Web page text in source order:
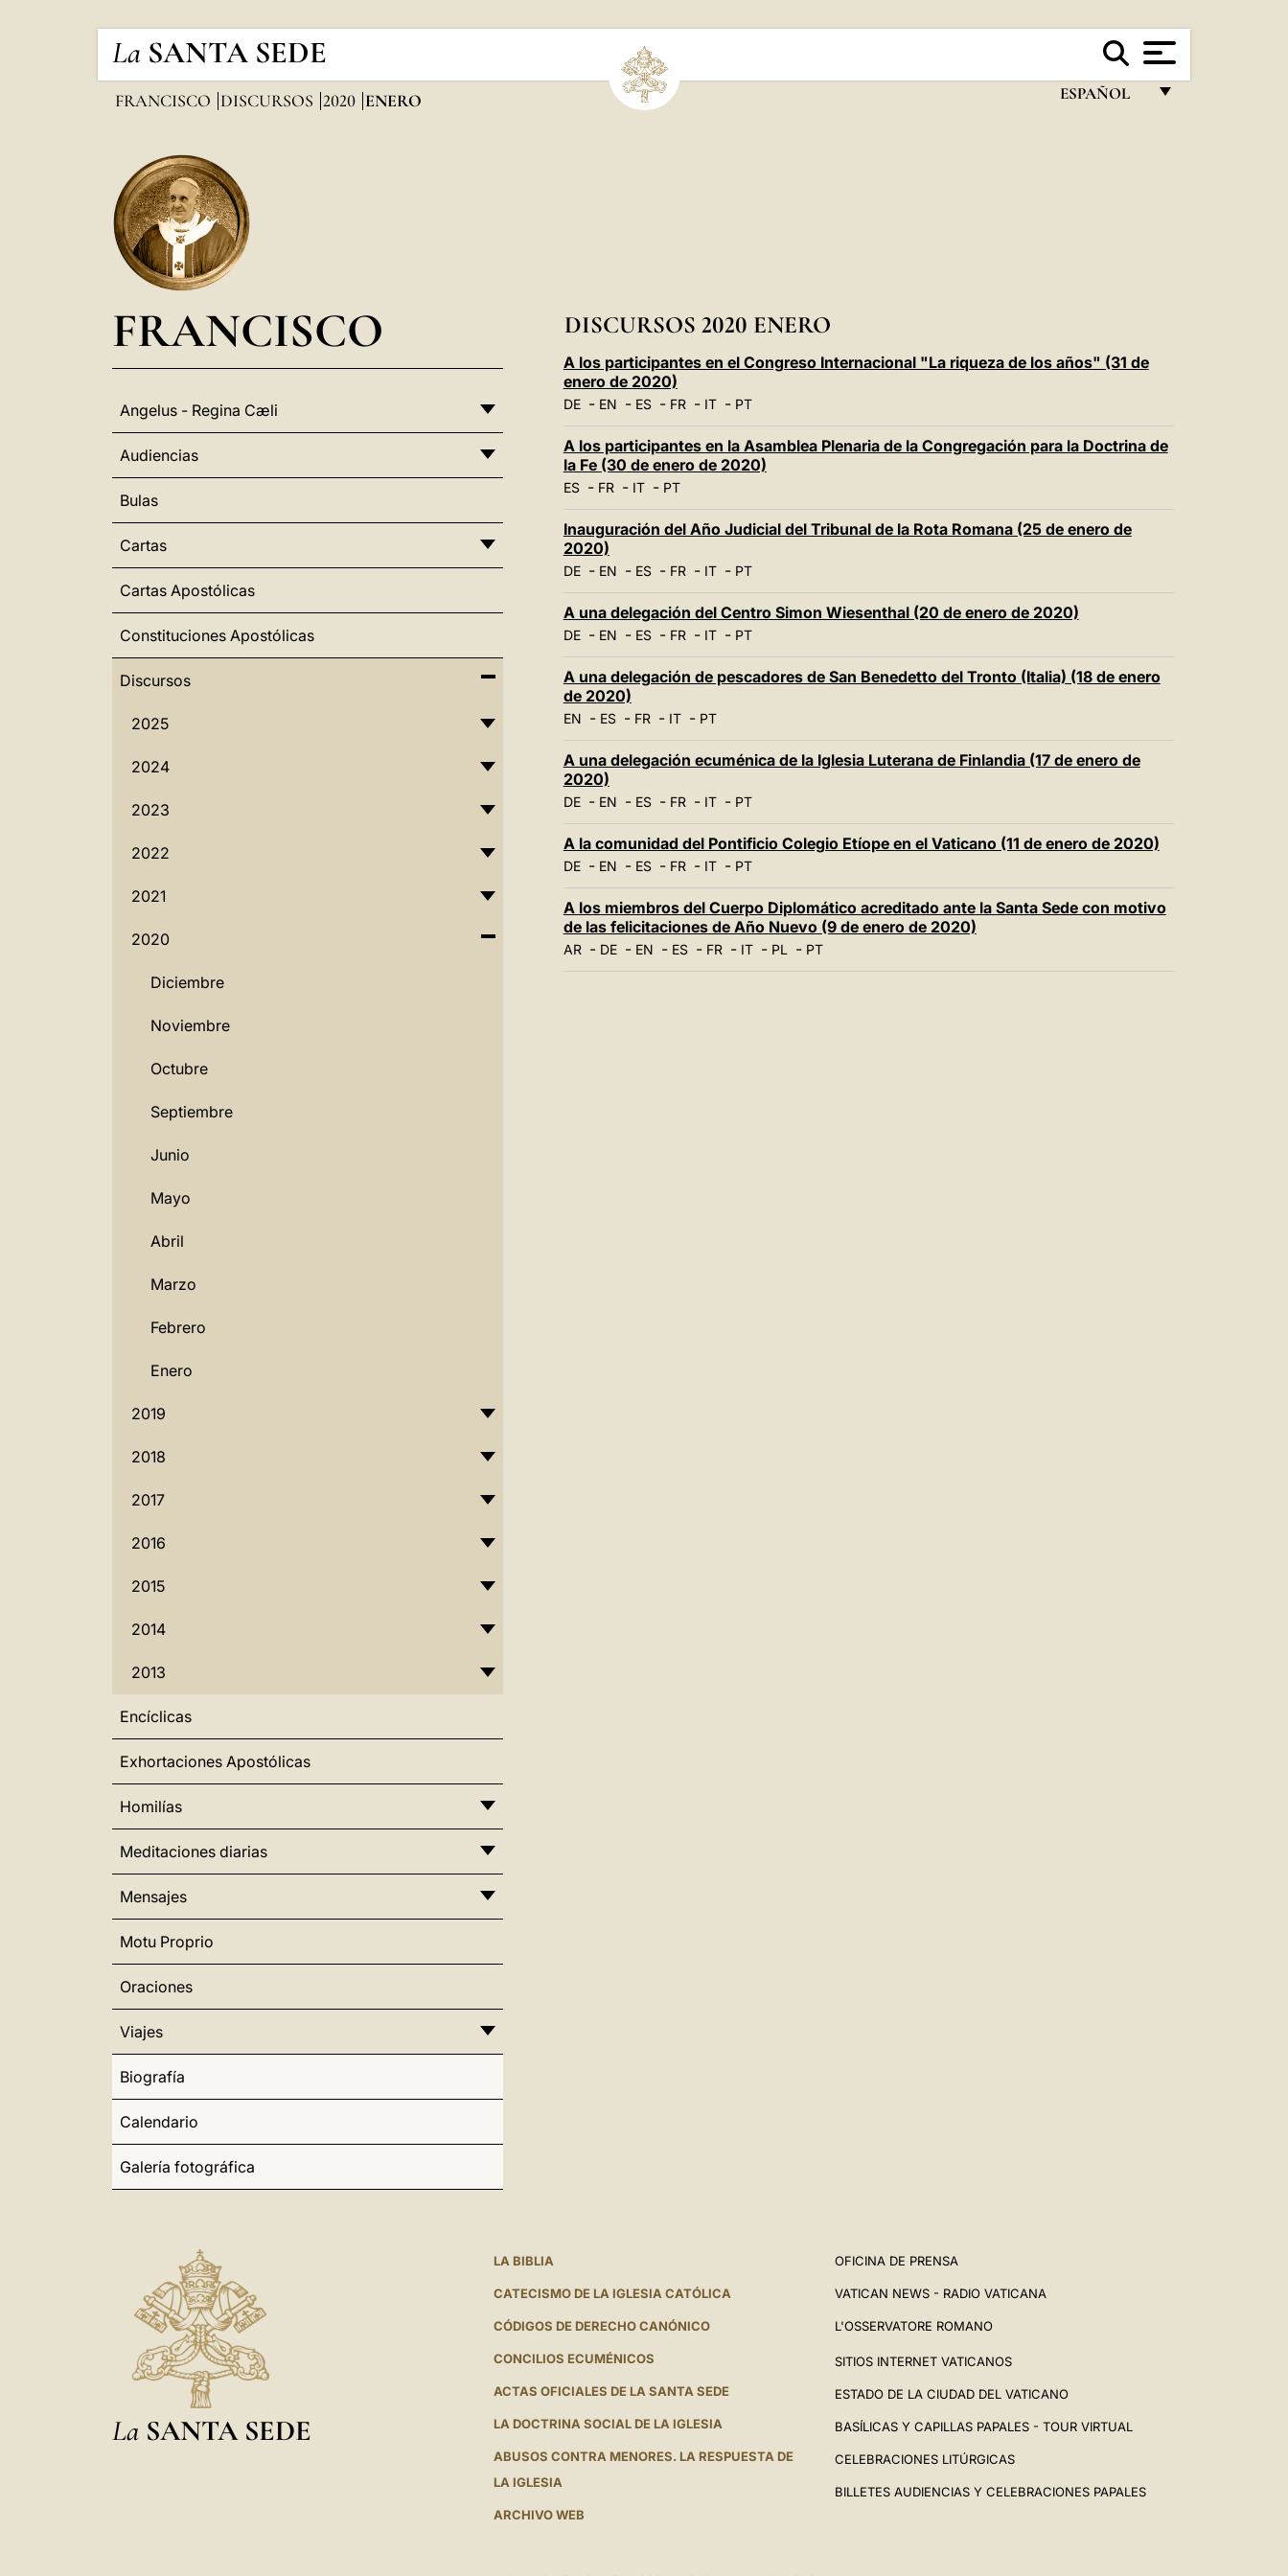
La SANTA SEDE
ESPAÑOL
POLSKI
中文
FRANCISCO DISCURSOS 2020 ENERO
FRANCISCO
Angelus - Regina Cæli
Audiencias
Bulas
Cartas
Cartas Apostólicas
Constituciones Apostólicas
Discursos
2025
2024
2023
2022
2021
2020
Diciembre
Noviembre
Octubre
Septiembre
Junio
Mayo
Abril
Marzo
Febrero
Enero
2019
2018
2017
2016
2015
2014
2013
Encíclicas
Exhortaciones Apostólicas
Homilías
Meditaciones diarias
Mensajes
Motu Proprio
Oraciones
Viajes
Biografía
Calendario
Galería fotográfica
DISCURSOS 2020 ENERO
A los participantes en el Congreso Internacional "La riqueza de los años" (31 de
enero de 2020)
DE- EN - ES- FR- IT- PT
A los participantes en la Asamblea Plenaria de la Congregación para la Doctrina de
la Fe (30 de enero de 2020)
ES- FR- IT- PT
Inauguración del Año Judicial del Tribunal de la Rota Romana (25 de enero de
2020)
DE- EN - ES- FR- IT- PT
A una delegación del Centro Simon Wiesenthal (20 de enero de 2020)
DE- EN - ES- FR- IT- PT
A una delegación de pescadores de San Benedetto del Tronto (Italia) (18 de enero
de 2020)
EN - ES- FR- IT- PT
A una delegación ecuménica de la Iglesia Luterana de Finlandia (17 de enero de
2020)
DE- EN - ES- FR- IT- PT
A la comunidad del Pontificio Colegio Etíope en el Vaticano (11 de enero de 2020)
DE- EN - ES- FR- IT- PT
A los miembros del Cuerpo Diplomático acreditado ante la Santa Sede con motivo
de las felicitaciones de Año Nuevo (9 de enero de 2020)
AR- DE- EN - ES- FR- IT- PL- PT
La SANTA SEDE
LA BIBLIA
CATECISMO DE LA IGLESIA CATÓLICA
CÓDIGOS DE DERECHO CANÓNICO
CONCILIOS ECUMÉNICOS
ACTAS OFICIALES DE LA SANTA SEDE
LA DOCTRINA SOCIAL DE LA IGLESIA
ABUSOS CONTRA MENORES. LA RESPUESTA DE
LA IGLESIA
ARCHIVO WEB
OFICINA DE PRENSA
VATICAN NEWS - RADIO VATICANA
L'OSSERVATORE ROMANO
SITIOS INTERNET VATICANOS
ESTADO DE LA CIUDAD DEL VATICANO
BASÍLICAS Y CAPILLAS PAPALES - TOUR VIRTUAL
CELEBRACIONES LITÚRGICAS
BILLETES AUDIENCIAS Y CELEBRACIONES PAPALES